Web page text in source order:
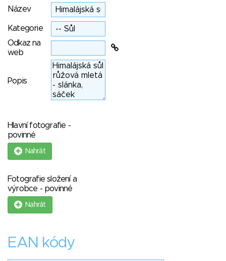
Název
Kategorie
Odkaz na
web
Popis
Hlavní fotografie -
povinné
Nahrát
Fotografie složení a
výrobce - povinné
Nahrát
EAN kódy